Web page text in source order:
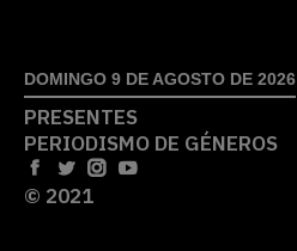
DOMINGO 9 DE AGOSTO DE 2026
PRESENTES
PERIODISMO DE GÉNEROS
© 2021